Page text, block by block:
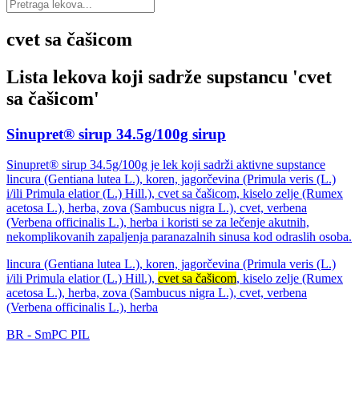
cvet sa čašicom
Lista lekova koji sadrže supstancu 'cvet
sa čašicom'
Sinupret® sirup 34.5g/100g sirup
Sinupret® sirup 34.5g/100g je lek koji sadrži aktivne supstance
lincura (Gentiana lutea L.), koren, jagorčevina (Primula veris (L.)
i/ili Primula elatior (L.) Hill.), cvet sa čašicom, kiselo zelje (Rumex
acetosa L.), herba, zova (Sambucus nigra L.), cvet, verbena
(Verbena officinalis L.), herba i koristi se za lečenje akutnih,
nekomplikovanih zapaljenja paranazalnih sinusa kod odraslih osoba.
lincura (Gentiana lutea L.), koren, jagorčevina (Primula veris (L.)
i/ili Primula elatior (L.) Hill.), cvet sa čašicom, kiselo zelje (Rumex
acetosa L.), herba, zova (Sambucus nigra L.), cvet, verbena
(Verbena officinalis L.), herba
BR - SmPC PIL